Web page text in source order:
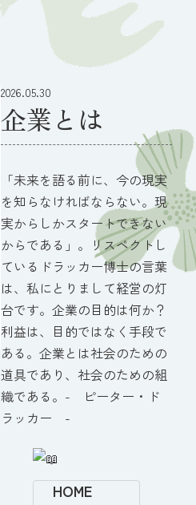
2026.05.30
企業とは
「未来を語る前に、今の現実
を知らなければならない。現
実からしかスタートできない
からである」。リスペクトし
ているドラッカー博士の言葉
は、私にとりまして経営の灯
台です。企業の目的は何か？
利益は、目的ではなく手段で
ある。企業とは社会のための
道具であり、社会のための組
織である。- ピーター・ド
ラッカー -
HOME